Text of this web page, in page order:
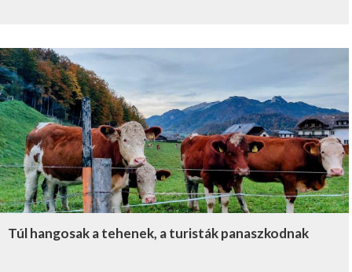
Túl hangosak a tehenek, a turisták panaszkodnak